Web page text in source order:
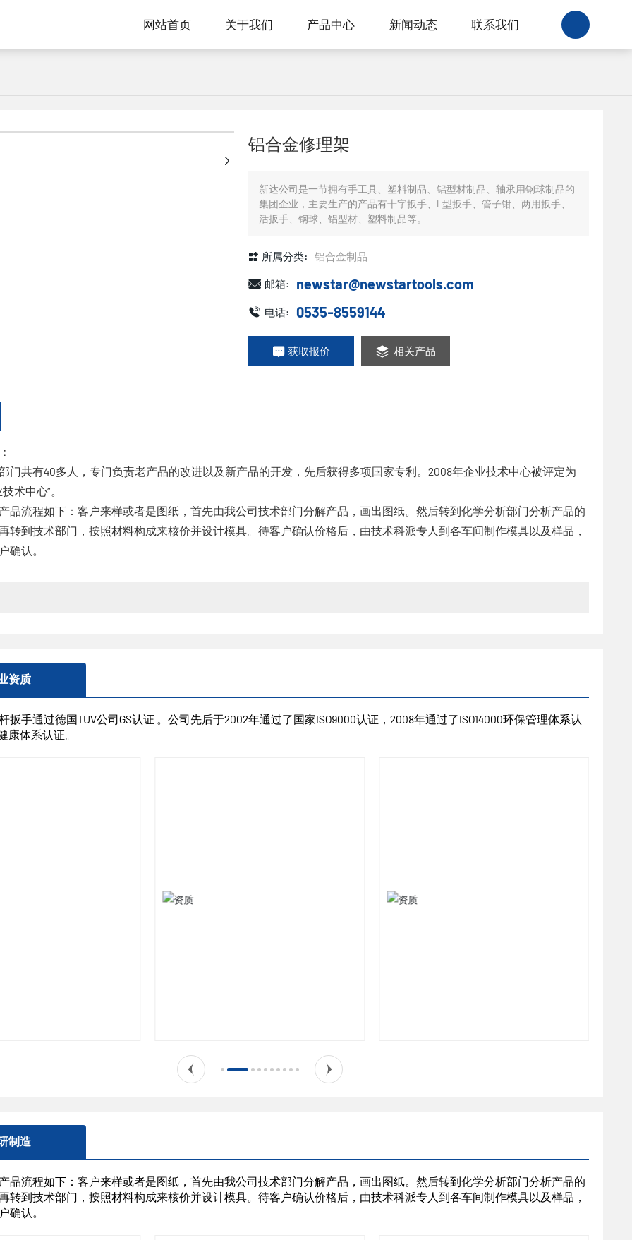
网站首页 关于我们 产品中心 新闻动态 联系我们
铝合金修理架
新达公司是一节拥有手工具、塑料制品、铝型材制品、轴承用钢球制品的
集团企业，主要生产的产品有十字扳手、L型扳手、管子钳、两用扳手、
活扳手、钢球、铝型材、塑料制品等。
所属分类: 铝合金制品
邮箱: newstar@newstartools.com
电话: 0535-8559144
获取报价 相关产品
门共有40多人，专门负责老产品的改进以及新产品的开发，先后获得多项国家专利。2008年企业技术中心被评定为
术中心”。
品流程如下：客户来样或者是图纸，首先由我公司技术部门分解产品，画出图纸。然后转到化学分析部门分析产品的
转到技术部门，按照材料构成来核价并设计模具。待客户确认价格后，由技术科派专人到各车间制作模具以及样品，
确认。
资质
扳手通过德国TUV公司GS认证 。公司先后于2002年通过了国家ISO9000认证，2008年通过了ISO14000环保管理体系认
康体系认证。
制造
品流程如下：客户来样或者是图纸，首先由我公司技术部门分解产品，画出图纸。然后转到化学分析部门分析产品的
转到技术部门，按照材料构成来核价并设计模具。待客户确认价格后，由技术科派专人到各车间制作模具以及样品，
确认。